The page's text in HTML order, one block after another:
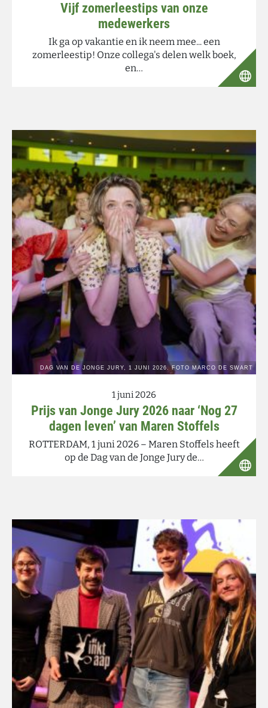
Vijf zomerleestips van onze
medewerkers
Ik ga op vakantie en ik neem mee... een
zomerleestip! Onze collega's delen welk boek,
en…
1 juni 2026
Prijs van Jonge Jury 2026 naar ‘Nog 27
dagen leven’ van Maren Stoffels
ROTTERDAM, 1 juni 2026 – Maren Stoffels heeft
op de Dag van de Jonge Jury de…